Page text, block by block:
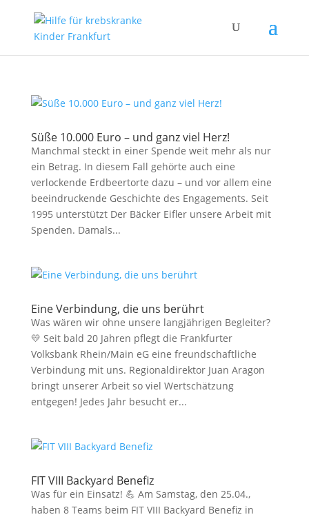
Süße 10.000 Euro – und ganz viel Herz!
Manchmal steckt in einer Spende weit mehr als nur
ein Betrag. In diesem Fall gehörte auch eine
verlockende Erdbeertorte dazu – und vor allem eine
beeindruckende Geschichte des Engagements. Seit
1995 unterstützt Der Bäcker Eifler unsere Arbeit mit
Spenden. Damals...
Eine Verbindung, die uns berührt
Was wären wir ohne unsere langjährigen Begleiter?
💛 Seit bald 20 Jahren pflegt die Frankfurter
Volksbank Rhein/Main eG eine freundschaftliche
Verbindung mit uns. Regionaldirektor Juan Aragon
bringt unserer Arbeit so viel Wertschätzung
entgegen! Jedes Jahr besucht er...
FIT VIII Backyard Benefiz
Was für ein Einsatz! 💪 Am Samstag, den 25.04.,
haben 8 Teams beim FIT VIII Backyard Benefiz in